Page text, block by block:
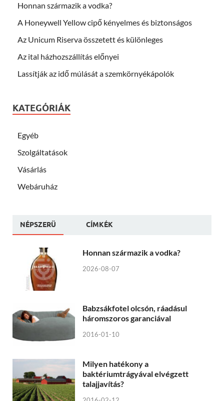
Honnan származik a vodka?
A Honeywell Yellow cipő kényelmes és biztonságos
Az Unicum Riserva összetett és különleges
Az ital házhozszállítás előnyei
Lassítják az idő múlását a szemkörnyékápolók
KATEGÓRIÁK
Egyéb
Szolgáltatások
Vásárlás
Webáruház
NÉPSZERÜ CÍMKÉK
Honnan származik a vodka?
2026-08-07
Babzsákfotel olcsón, ráadásul
háromszoros garanciával
2016-01-10
Milyen hatékony a
baktériumtrágyával elvégzett
talajjavítás?